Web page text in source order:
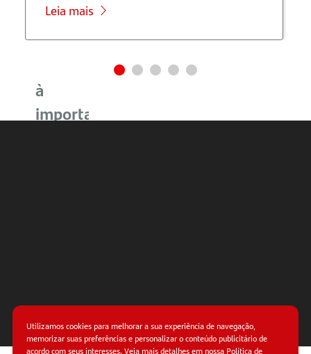
Episódio
3 –
Financiamento
à
importação
Leia mais
Utilizamos cookies para melhorar a sua experiência de navegação,
memorizar suas preferências e personalizar o conteúdo publicitário de
acordo com seus interesses. Veja mais detalhes em nossa Política de